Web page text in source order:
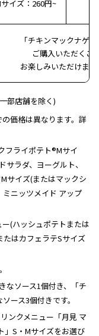
イズ：260円~
「チキンマックナゲ
ご購入いただくこ
お楽しみいただけま
部店舗を除く)
価格は異なります。詳
フライポテト®Mサイ
ラダ、ヨーグルト、
サイズ(またはマックシ
ニッツメイド アップ
(ハッシュポテトまたは
はカフェラテSサイズ
なソース1個付き、「チ
ース3個付きです。
ンクメニュー「月見 マ
」S・Mサイズをお選び